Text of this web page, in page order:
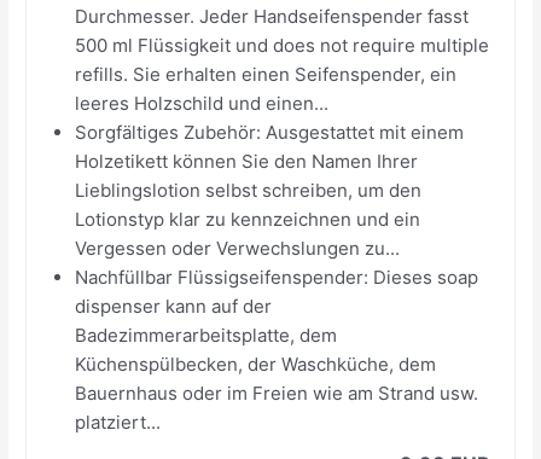
Durchmesser. Jeder Handseifenspender fasst
500 ml Flüssigkeit und does not require multiple
refills. Sie erhalten einen Seifenspender, ein
leeres Holzschild und einen...
Sorgfältiges Zubehör: Ausgestattet mit einem
Holzetikett können Sie den Namen Ihrer
Lieblingslotion selbst schreiben, um den
Lotionstyp klar zu kennzeichnen und ein
Vergessen oder Verwechslungen zu...
Nachfüllbar Flüssigseifenspender: Dieses soap
dispenser kann auf der
Badezimmerarbeitsplatte, dem
Küchenspülbecken, der Waschküche, dem
Bauernhaus oder im Freien wie am Strand usw.
platziert...